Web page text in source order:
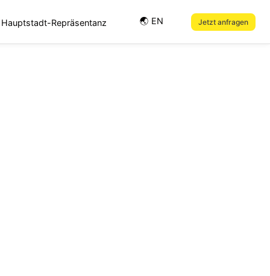
Hauptstadt-Repräsentanz 🌏︎ EN Jetzt anfragen